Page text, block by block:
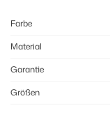
Farbe
Material
Garantie
Größen